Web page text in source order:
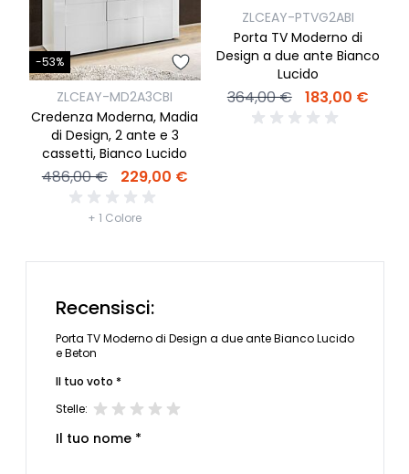
-53%
ZLCEAY-MD2A3CBI
Credenza Moderna, Madia
di Design, 2 ante e 3
cassetti, Bianco Lucido
486,00 € 229,00 €
+ 1 Colore
ZLCEAY-PTVG2ABI
Porta TV Moderno di
Design a due ante Bianco
Lucido
364,00 € 183,00 €
Recensisci:
Porta TV Moderno di Design a due ante Bianco Lucido
e Beton
Il tuo voto *
Stelle:
Il tuo nome *